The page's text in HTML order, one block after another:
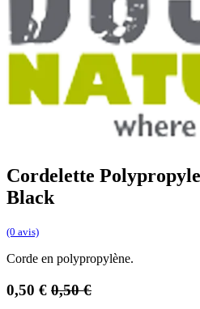
Cordelette
Black
(0 avis)
Corde en polypropylène.
0,50 € 0,50€